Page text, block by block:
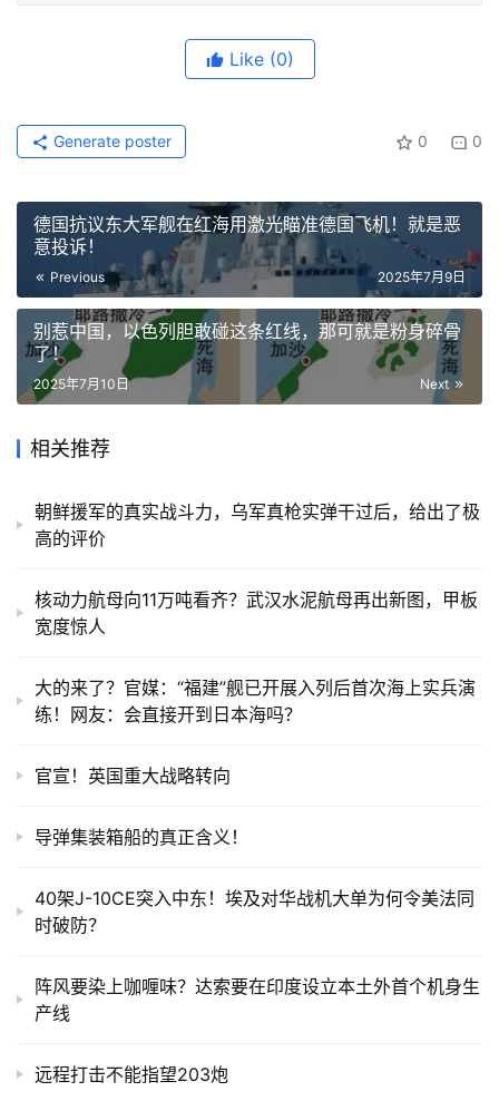
Like (0)
0 0
Generate poster
德国抗议东大军舰在红海用激光瞄准德国飞机！就是恶
意投诉！
Previous 2025年7月9日
别惹中国，以色列胆敢碰这条红线，那可就是粉身碎骨
了！
Next
2025年7月10日
相关推荐
朝鲜援军的真实战斗力，乌军真枪实弹干过后，给出了极
高的评价
核动力航母向11万吨看齐？武汉水泥航母再出新图，甲板
宽度惊人
大的来了？官媒：“福建”舰已开展入列后首次海上实兵演
练！网友：会直接开到日本海吗？
官宣！英国重大战略转向
导弹集装箱船的真正含义！
40架J-10CE突入中东！埃及对华战机大单为何令美法同
时破防？
阵风要染上咖喱味？达索要在印度设立本土外首个机身生
产线
远程打击不能指望203炮